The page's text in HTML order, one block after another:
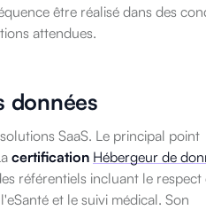
être réalisé dans des
attendues.
données
SaaS. Le principal point
certification Hébergeur de
référentiels incluant le respect
et le suivi médical. Son